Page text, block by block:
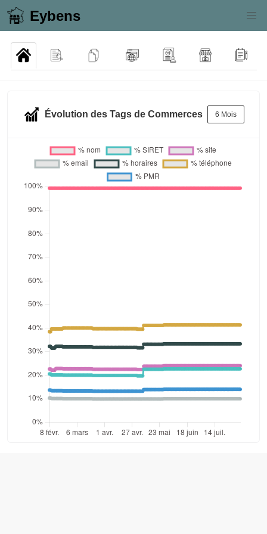
Eybens
Évolution des Tags de Commerces 6 Mois